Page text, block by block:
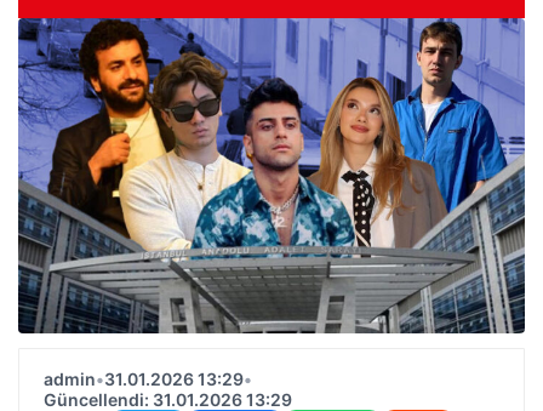
admin•31.01.2026 13:29•
Güncellendi: 31.01.2026 13:29